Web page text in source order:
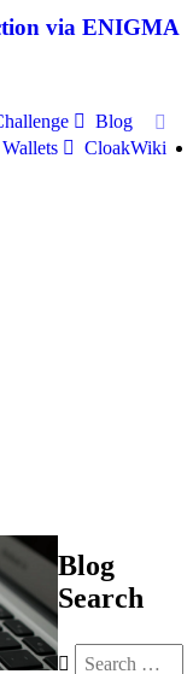
via ENIGMA
Blog
Wallets CloakWiki
Blog
Search